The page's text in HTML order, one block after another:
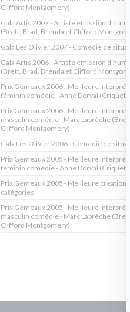
Clifford Montgomery)
Gala Artis 2007 - Artiste émission
(Brett, Brad, Brenda et Clifford
Gala Les Olivier 2007 - Comédie de
Gala Artis 2006 - Artiste émission
(Brett, Brad, Brenda et Clifford
Prix Gémeaux 2006 - Meilleure
féminin comédie - Anne Dorval
Prix Gémeaux 2006 - Meilleure
masculin comédie - Marc Labrèche
Clifford Montgomery)
Gala Les Olivier 2006 - Comédie de
Prix Gémeaux 2005 - Meilleure
féminin comédie - Anne Dorval
Prix Gémeaux 2005 - Meilleure création
catégories
Prix Gémeaux 2005 - Meilleure
masculin comédie - Marc Labrèche
Clifford Montgomery)